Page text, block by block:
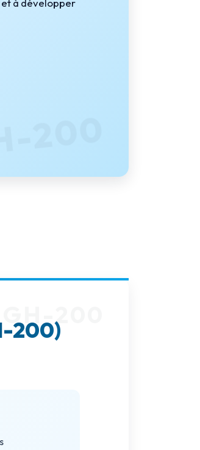
et à développer
200)